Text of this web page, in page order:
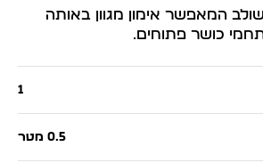
המאפשר אימון מגוון באותה
כושר פתוחים.
1
0.5 מטר